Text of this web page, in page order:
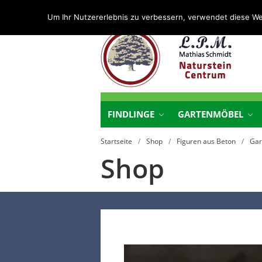
FINDLINGE GARTENMÖBEL
Startseite / Shop / Figuren aus Beton /
Shop
Um Ihr Nutzererlebnis zu verbessern, verwendet diese